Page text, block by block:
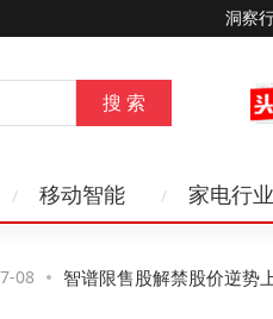
洞察
移动智能 家电行业
智谱限售股解禁股价逆势上扬